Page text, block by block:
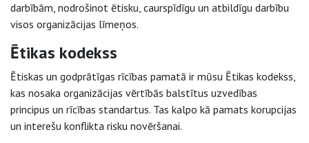
darbībām, nodrošinot ētisku, caurspīdīgu un atbildīgu darbību
visos organizācijas līmeņos.
Ētikas kodekss
Ētiskas un godprātīgas rīcības pamatā ir mūsu Ētikas kodekss,
kas nosaka organizācijas vērtībās balstītus uzvedības
principus un rīcības standartus. Tas kalpo kā pamats korupcijas
un interešu konflikta risku novēršanai.